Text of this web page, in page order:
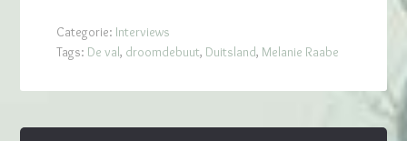
Categorie: Interviews
Tags: De val, droomdebuut, Duitsland, Melanie Raabe